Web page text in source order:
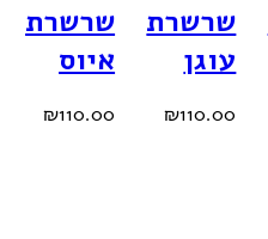
שרשרת
עוגן‎
₪110.00
שרשרת
איוס‎
₪110.00